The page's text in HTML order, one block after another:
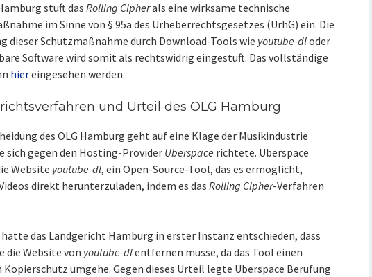
stuft das Rolling Cipherals eine wirksame technische
im Sinne von § 95a des Urheberrechtsgesetzes (UrhG) ein. Die
dieser Schutzmaßnahme durch Download-Tools wie youtube-dloder
Software wird somit als rechtswidrig eingestuft. Das vollständige
hiereingesehen werden.
und Urteil des OLG Hamburg
des OLG Hamburg geht auf eine Klage der Musikindustrie
sich gegen den Hosting-Provider Uberspace richtete. Uberspace
Website youtube-dl, ein Open-Source-Tool, das es ermöglicht,
direkt herunterzuladen, indem es das Rolling Cipher-Verfahren
das Landgericht Hamburg in erster Instanz entschieden, dass
die Website von youtube-dlentfernen müsse, da das Tool einen
umgehe. Gegen dieses Urteil legte Uberspace Berufung